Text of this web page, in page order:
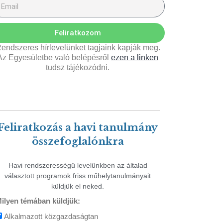
Feliratkozom
hírlevelünket tagjaink kapják meg.
Egyesületbe való belépésről ezen a linken
tudsz tájékozódni.
a havi tanulmány
összefoglalónkra
Havi rendszerességű levelünkben az általad
választott programok friss műhelytanulmányait
küldjük el neked.
témában küldjük:
Alkalmazott közgazdaságtan